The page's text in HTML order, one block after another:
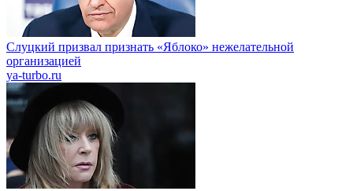
Слуцкий призвал признать «Яблоко» нежелательной
организацией
ya-turbo.ru